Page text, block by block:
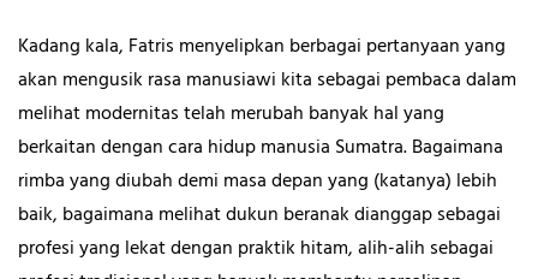
Kadang kala, Fatris menyelipkan berbagai pertanyaan yang
akan mengusik rasa manusiawi kita sebagai pembaca dalam
melihat modernitas telah merubah banyak hal yang
berkaitan dengan cara hidup manusia Sumatra. Bagaimana
rimba yang diubah demi masa depan yang (katanya) lebih
baik, bagaimana melihat dukun beranak dianggap sebagai
profesi yang lekat dengan praktik hitam, alih-alih sebagai